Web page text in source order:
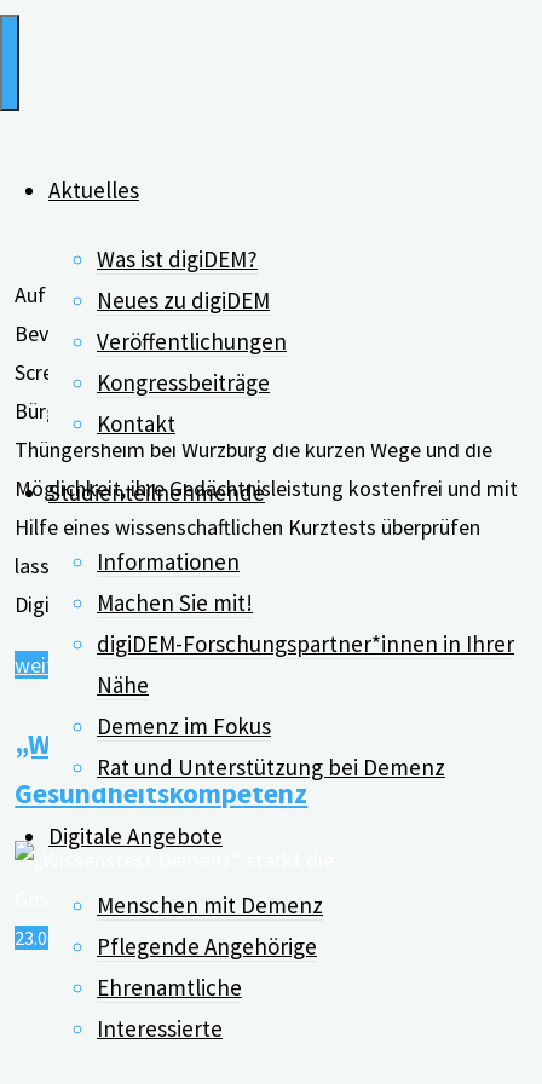
Aktuelles
Was ist digiDEM?
Neues zu digiDEM
Veröffentlichungen
Kongressbeiträge
Kontakt
Studienteilnehmende
Informationen
Machen Sie mit!
digiDEM-Forschungspartner*innen in Ihrer
Nähe
Demenz im Fokus
Rat und Unterstützung bei Demenz
Digitale Angebote
Menschen mit Demenz
Pflegende Angehörige
Ehrenamtliche
Interessierte
Auf reges Interesse stieß das erste regionale Demenz-
Bevölkerungsscreening in Deutschland. Beim
Screeningtag von digiDEM Bayern nutzten viele
Bürgerinnen und Bürger im unterfränkischen
Thüngersheim bei Würzburg die kurzen Wege und die
Möglichkeit, ihre Gedächtnisleistung kostenfrei und mit
Hilfe eines wissenschaftlichen Kurztests überprüfen
lassen. Dazu eingeladen hatten digiDEM Bayern, das
Digitale Demenzregister …
weiterlesen"Kurze
Wege
und
erste
Demenz:
Erfolgreiches
Bevölkerungsscreening
„Wissenstest Demenz“ stärkt die
Gesundheitskompetenz
23.06.202209.11.2022